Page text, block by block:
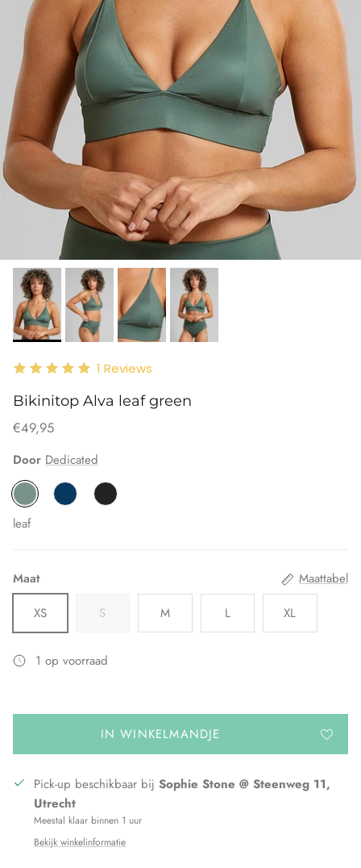
1 Reviews
Bikinitop Alva leaf green
€49,95
Door Dedicated
leaf
Maat
Maattabel
XS
S M L XL
1 op voorraad
IN WINKELMANDJE
Pick-up beschikbaar bij Sophie Stone @ Steenweg 11,
Utrecht
Meestal klaar binnen 1 uur
Bekijk winkelinformatie